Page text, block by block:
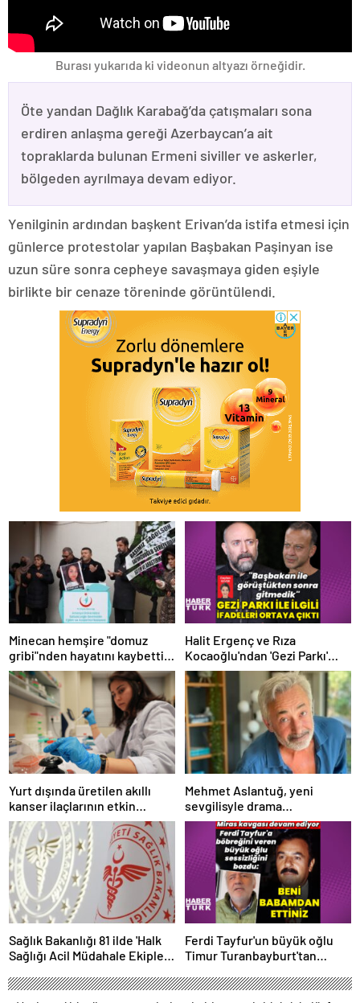
Burası yukarıda ki videonun altyazı örneğidir.
Öte yandan Dağlık Karabağ’da çatışmaları sona
erdiren anlaşma gereği Azerbaycan’a ait
topraklarda bulunan Ermeni siviller ve askerler,
bölgeden ayrılmaya devam ediyor.
Yenilginin ardından başkent Erivan’da istifa etmesi için
günlerce protestolar yapılan Başbakan Paşinyan ise
uzun süre sonra cepheye savaşmaya giden eşiyle
birlikte bir cenaze töreninde görüntülendi.
Minecan hemşire "domuz
gribi"nden hayatını kaybetti –
Haberler | Sağlık Haberleri
Halit Ergenç ve Rıza
Kocaoğlu'ndan 'Gezi Parkı'
ifadesi – Magazin haberleri
Yurt dışında üretilen akıllı
kanser ilaçlarının etkin
maddesi yerli imkanlarla
geliştirildi | Sağlık Haberleri
Mehmet Aslantuğ, yeni
sevgilisyle drama
çalışmalarında tanıştı –
Magazin haberleri
Sağlık Bakanlığı 81 ilde 'Halk
Sağlığı Acil Müdahale Ekipleri'
Ferdi Tayfur'un büyük oğlu
Timur Turanbayburt'tan